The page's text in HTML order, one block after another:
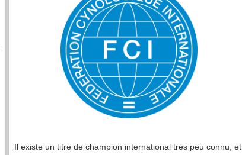
Il existe un titre de champion international très peu connu, et